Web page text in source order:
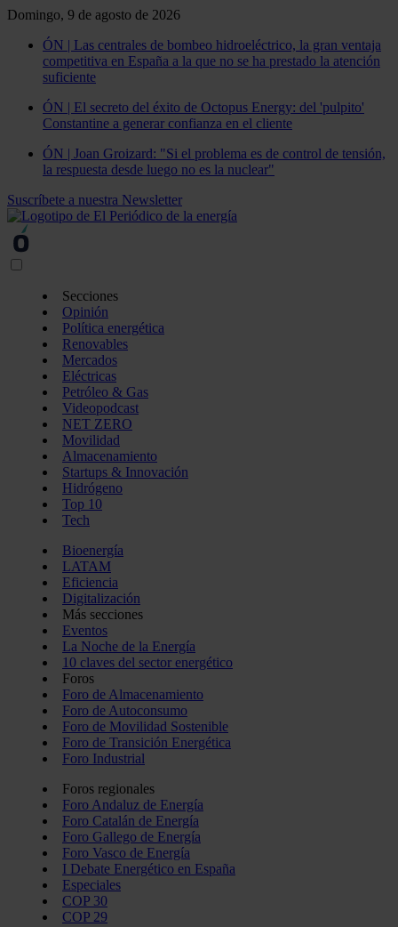
Domingo, 9 de agosto de 2026
ÓN | Las centrales de bombeo hidroeléctrico, la gran ventaja
competitiva en España a la que no se ha prestado la atención
suficiente
ÓN | El secreto del éxito de Octopus Energy: del 'pulpito'
Constantine a generar confianza en el cliente
ÓN | Joan Groizard: "Si el problema es de control de tensión,
la respuesta desde luego no es la nuclear"
Suscríbete a nuestra Newsletter
Secciones
Opinión
Política energética
Renovables
Mercados
Eléctricas
Petróleo & Gas
Videopodcast
NET ZERO
Movilidad
Almacenamiento
Startups & Innovación
Hidrógeno
Top 10
Tech
Bioenergía
LATAM
Eficiencia
Digitalización
Más secciones
Eventos
La Noche de la Energía
10 claves del sector energético
Foros
Foro de Almacenamiento
Foro de Autoconsumo
Foro de Movilidad Sostenible
Foro de Transición Energética
Foro Industrial
Foros regionales
Foro Andaluz de Energía
Foro Catalán de Energía
Foro Gallego de Energía
Foro Vasco de Energía
I Debate Energético en España
Especiales
COP 30
COP 29